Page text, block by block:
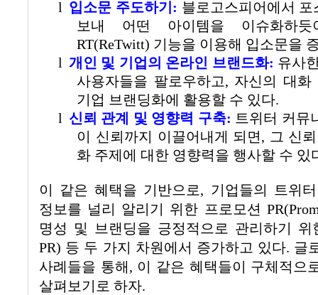
l 입소문 주도하기 : 블로고스피어에서
보내 어떤 아이템을 이슈화하듯
RT(ReTwitt) 기능을 이용해 입소문을
l 개인 및 기업의 온라인 브랜드화: 유사
사용자들을 팔로우하고, 자신의 대화
기업 브랜딩화에 활용할 수 있다.
l 신뢰 관계 및 영향력 구축: 트위터 커뮤
이 신뢰까지 이끌어내게 되면, 그 신
화 주제에 대한 영향력을 행사할 수 있
이 같은 혜택을 기반으로, 기업들의 트위
정보를 널리 알리기 위한 프로모션
명성 및 브랜딩을 긍정적으로 관리하기 위
PR) 등 두 가지 차원에서 증가하고 있다. 글
사례들을 통해 , 이 같은 혜택들이 구체적으
살펴보기로 하자.